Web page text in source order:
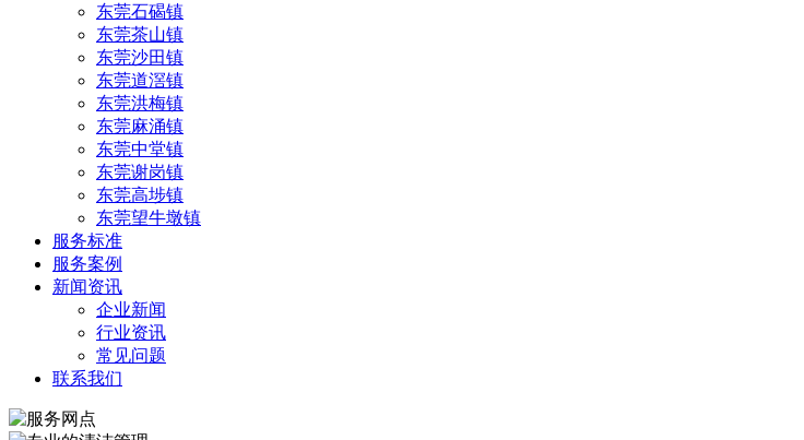
东莞石碣镇
东莞茶山镇
东莞沙田镇
东莞道滘镇
东莞洪梅镇
东莞麻涌镇
东莞中堂镇
东莞谢岗镇
东莞高埗镇
东莞望牛墩镇
服务标准
服务案例
新闻资讯
企业新闻
行业资讯
常见问题
联系我们